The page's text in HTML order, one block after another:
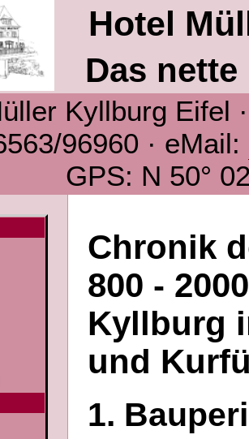
Hotel
Das
Kyllburg Eifel
96960 · eMail:
GPS: N 50°
Chronik
800 - 2000
Kyllburg
und
1.